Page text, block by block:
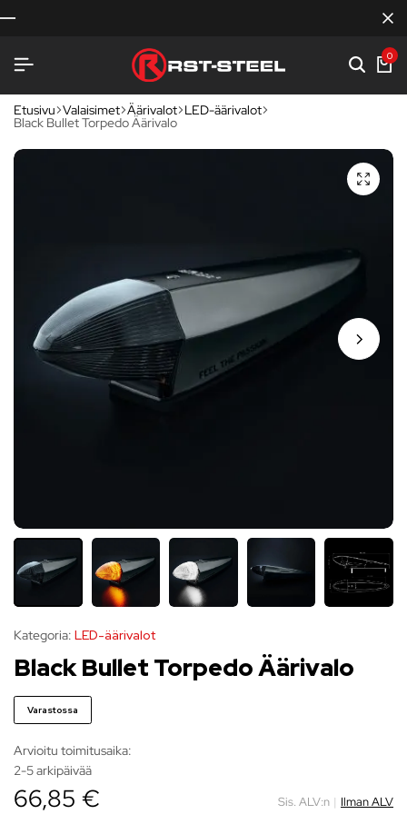
0
Etusivu Valaisimet Äärivalot LED-äärivalot
Black Bullet Torpedo Äärivalo
Kategoria: LED-äärivalot
Black Bullet Torpedo Äärivalo
Varastossa
Arvioitu toimitusaika:
2-5 arkipäivää
66,85 € Sis. ALV:n | Ilman ALV